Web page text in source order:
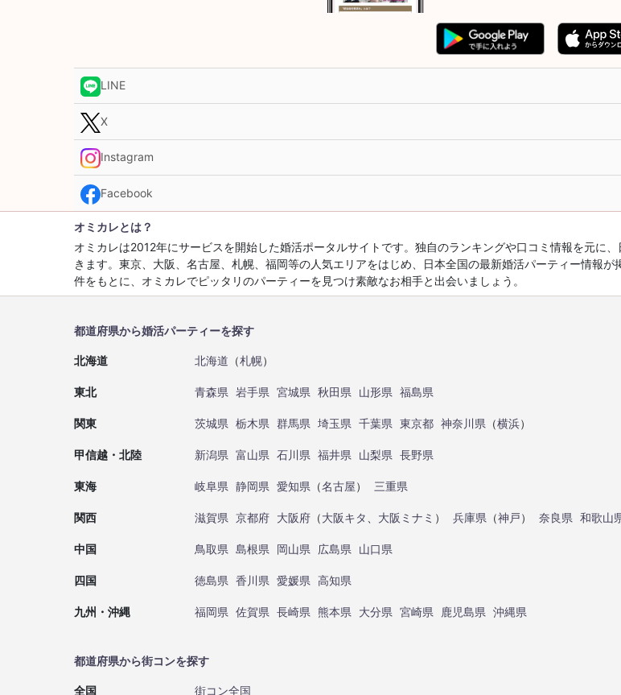
LINE
X
Instagram
Facebook
オミカレとは？
オミカレは2012年にサービスを開始した婚活ポータルサイトです。独自のランキングや口コミ情報を元に
きます。東京、大阪、名古屋、札幌、福岡等の人気エリアをはじめ、日本全国の最新婚活パーティー情報
件をもとに、オミカレでピッタリのパーティーを見つけ素敵なお相手と出会いましょう。
都道府県から婚活パーティーを探す
北海道 北海道 （札幌）
東北 青森県 岩手県 宮城県 秋田県 山形県 福島県
関東 茨城県 栃木県 群馬県 埼玉県 千葉県 東京都 神奈川県 （横浜）
甲信越・北陸 新潟県 富山県 石川県 福井県 山梨県 長野県
東海 岐阜県 静岡県 愛知県 （名古屋） 三重県
関西 滋賀県 京都府 大阪府 （大阪キタ 大阪ミナミ ） 兵庫県 （神戸） 奈良県 和歌山
中国 鳥取県 島根県 岡山県 広島県 山口県
四国 徳島県 香川県 愛媛県 高知県
九州・沖縄 福岡県 佐賀県 長崎県 熊本県 大分県 宮崎県 鹿児島県 沖縄県
都道府県から街コンを探す
全国 街コン全国